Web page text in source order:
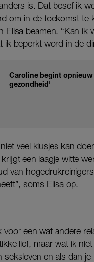
is. Dat besef ik
om in de toekomst te
Elisa beamen. “Kan
ik beperkt word in de
Caroline begint
gezondheid'
veel klusjes kan
een laagje witte
van
soms Elisa op.
een wat andere
lief, maar wat ik
seksleven en als dan